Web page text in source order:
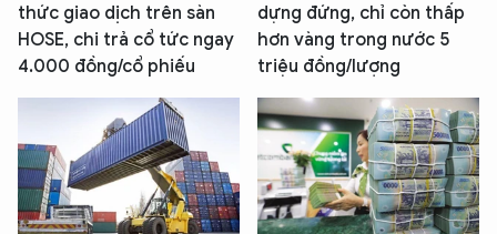
thức giao dịch trên sàn
HOSE, chi trả cổ tức ngay
4.000 đồng/cổ phiếu
dựng đứng, chỉ còn thấp
hơn vàng trong nước 5
triệu đồng/lượng